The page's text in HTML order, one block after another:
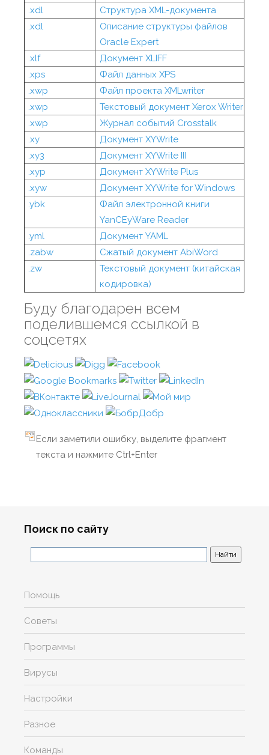
.xdl
Структура XML-документа
.xdl
Описание структуры файлов
Oracle Expert
.xlf
Документ XLIFF
.xps
Файл данных XPS
.xwp
Файл проекта XMLwriter
.xwp
Текстовый документ Xerox Writer
.xwp
Журнал событий Crosstalk
.xy
Документ XYWrite
.xy3
Документ XYWrite III
.xyp
Документ XYWrite Plus
.xyw
Документ XYWrite for Windows
.ybk
Файл электронной книги
YanCEyWare Reader
.yml
Документ YAML
.zabw
Сжатый документ AbiWord
.zw
Текстовый документ (китайская
кодировка)
Буду благодарен всем
поделившемся ссылкой в
соцсетях
Если заметили ошибку, выделите фрагмент
текста и нажмите Ctrl+Enter
Поиск по сайту
Помощь
Советы
Программы
Вирусы
Настройки
Разное
Команды